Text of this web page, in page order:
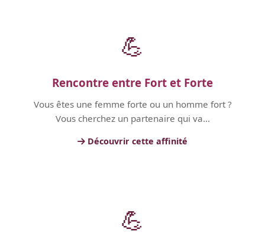
💪
Rencontre entre Fort et Forte
Vous êtes une femme forte ou un homme fort ?
Vous cherchez un partenaire qui va...
Découvrir cette affinité
💪